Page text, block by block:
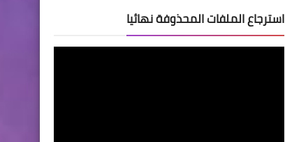
استرجاع الملفات المحذوفة نهائيا